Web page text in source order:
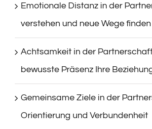
Emotionale Distanz in der
verstehen und neue Wege finden
Achtsamkeit in der
bewusste Präsenz Ihre
Gemeinsame Ziele in der
Orientierung und Verbundenheit